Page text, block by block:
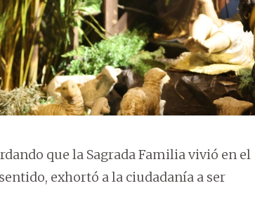
que la Sagrada Familia vivió en el
exhortó a la ciudadanía a ser